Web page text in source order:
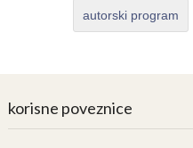
autorski program
korisne poveznice